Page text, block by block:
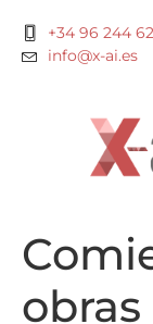
+34 96 244
info@x-ai.es
obras